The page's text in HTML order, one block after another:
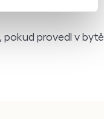
provedl v bytě